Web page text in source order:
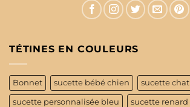
TÉTINES EN COULEURS
Bonnet sucette bébé chien sucette chat
sucette personnalisée bleu sucette renard